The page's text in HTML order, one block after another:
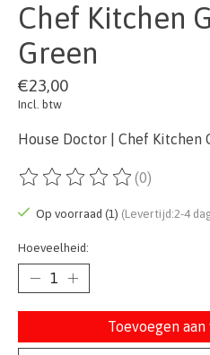
Chef Kitchen
Green
€23,00
Incl. btw
House Doctor | Chef Kitchen
De beoordeling van dit
(0)
Op voorraad (1) (Levertijd:2-4
Hoeveelheid:
Toevoegen